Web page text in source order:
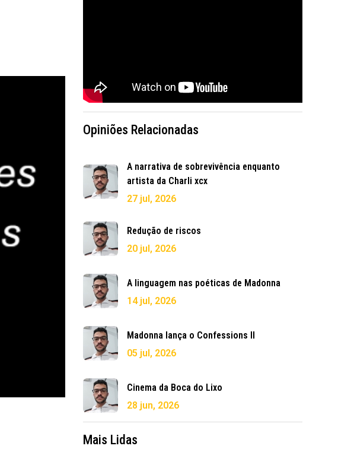
Opiniões Relacionadas
A narrativa de sobrevivência enquanto
artista da Charli xcx
27 jul, 2026
Redução de riscos
20 jul, 2026
A linguagem nas poéticas de Madonna
14 jul, 2026
Madonna lança o Confessions II
05 jul, 2026
Cinema da Boca do Lixo
28 jun, 2026
Mais Lidas